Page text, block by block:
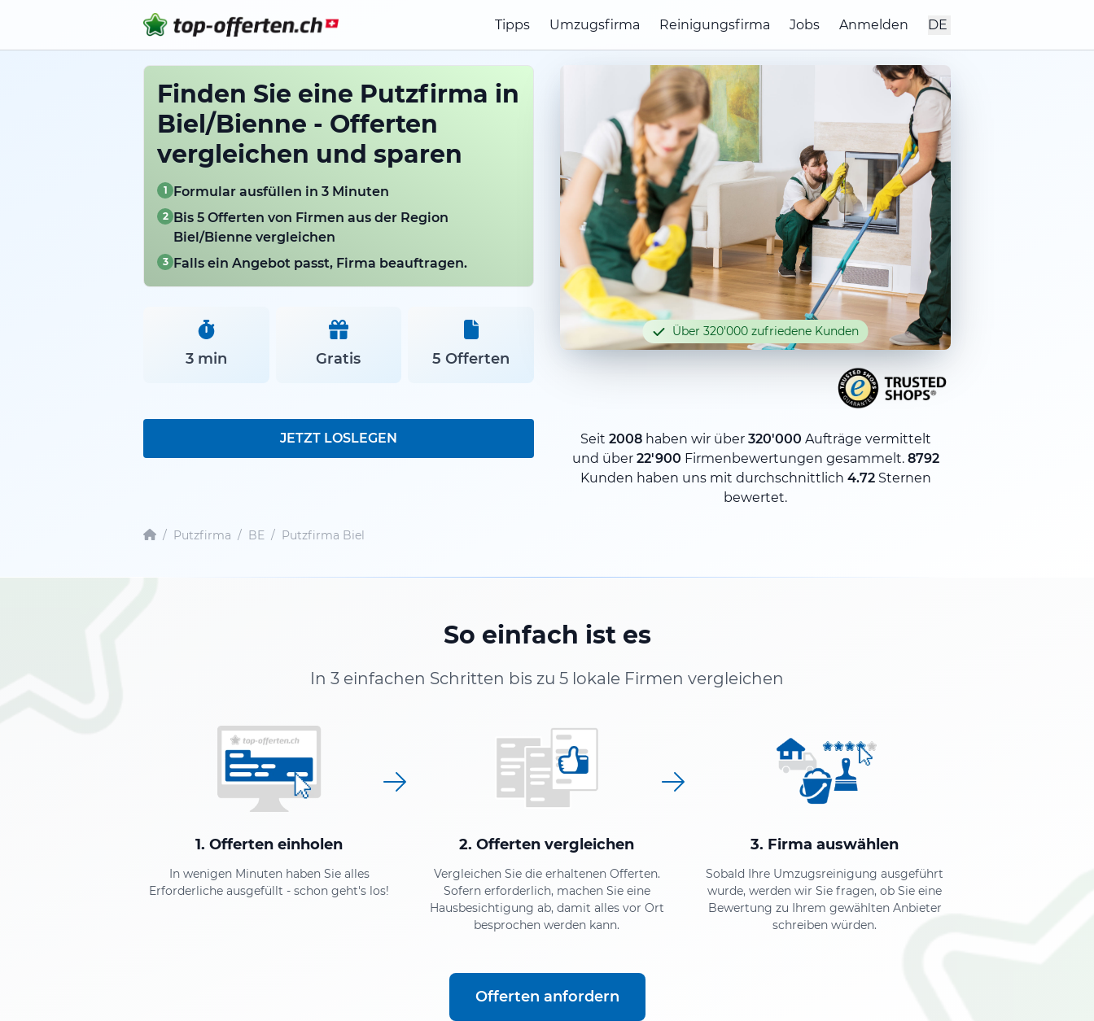
Tipps Umzugsfirma Reinigungsfirma Jobs Anmelden DE
Finden Sie eine Putzfirma in
Biel/Bienne - Offerten
vergleichen und sparen
1 Formular ausfüllen in 3 Minuten
2 Bis 5 Offerten von Firmen aus der Region
Biel/Bienne vergleichen
3 Falls ein Angebot passt, Firma beauftragen.
3 min Gratis 5 Offerten
JETZT LOSLEGEN
Über 320'000 zufriedene Kunden
Seit 2008haben wir über 320'000 Aufträge vermittelt
und über 22'900 Firmenbewertungen gesammelt. 8792
Kunden haben uns mit durchschnittlich 4.72Sternen
bewertet.
/ Putzfirma / BE / Putzfirma Biel
So einfach ist es
In 3 einfachen Schritten bis zu 5 lokale Firmen vergleichen
1. Offerten einholen
In wenigen Minuten haben Sie alles
Erforderliche ausgefüllt - schon geht's los!
2. Offerten vergleichen
Vergleichen Sie die erhaltenen Offerten.
Sofern erforderlich, machen Sie eine
Hausbesichtigung ab, damit alles vor Ort
besprochen werden kann.
3. Firma auswählen
Sobald Ihre Umzugsreinigung ausgeführt
wurde, werden wir Sie fragen, ob Sie eine
Bewertung zu Ihrem gewählten Anbieter
schreiben würden.
Offerten anfordern